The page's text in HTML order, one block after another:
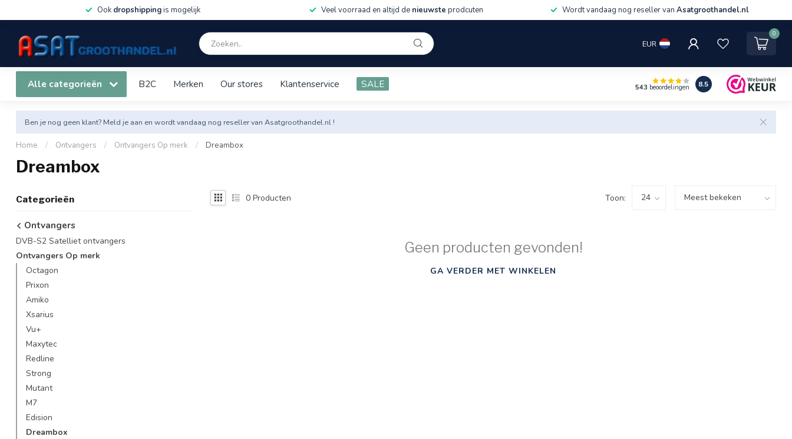
Ook dropshippingis mogelijk Veel voorraad en altijd de nieuwste prodcuten Wordt vandaag nog reseller van Asatgroothandel.nl
EUR
0
Alle categorieën B2C Merken Our stores Klantenservice SALE 543 beoordelingen 8.5
Ben je nog geen klant? Meld je aan en wordt vandaag nog reseller van Asatgroothandel.nl !
Home / Ontvangers / Ontvangers Op merk / Dreambox
Dreambox
Categorieën
Ontvangers
DVB-S2 Satelliet ontvangers
Ontvangers Op merk
Octagon
Prixon
Amiko
Xsarius
Vu+
Maxytec
Redline
Strong
Mutant
M7
Edision
Dreambox
0 Producten Toon:
Geen producten gevonden!
GA VERDER MET WINKELEN